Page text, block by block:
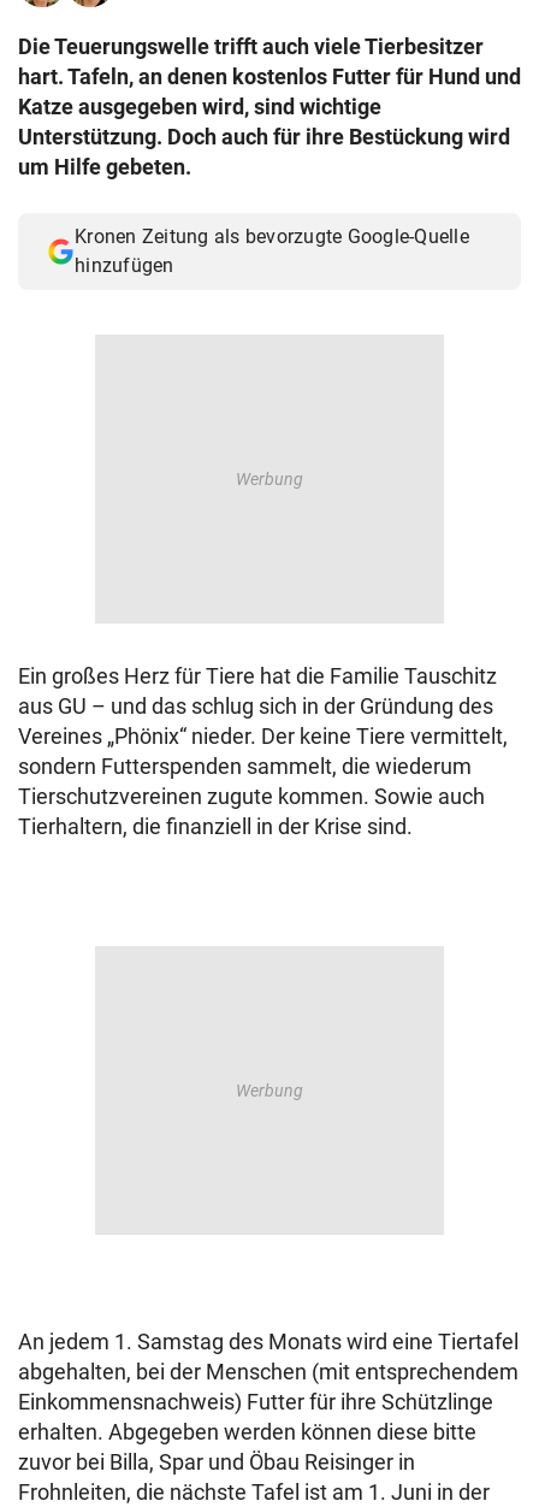
Die Teuerungswelle trifft auch viele Tierbesitzer
hart. Tafeln, an denen kostenlos Futter für Hund und
Katze ausgegeben wird, sind wichtige
Unterstützung. Doch auch für ihre Bestückung wird
um Hilfe gebeten.
Kronen Zeitung als bevorzugte Google-Quelle
hinzufügen
Ein großes Herz für Tiere hat die Familie Tauschitz
aus GU – und das schlug sich in der Gründung des
Vereines „Phönix“ nieder. Der keine Tiere vermittelt,
sondern Futterspenden sammelt, die wiederum
Tierschutzvereinen zugute kommen. Sowie auch
Tierhaltern, die finanziell in der Krise sind.
An jedem 1. Samstag des Monats wird eine Tiertafel
abgehalten, bei der Menschen (mit entsprechendem
Einkommensnachweis) Futter für ihre Schützlinge
erhalten. Abgegeben werden können diese bitte
zuvor bei Billa, Spar und Öbau Reisinger in
Frohnleiten, die nächste Tafel ist am 1. Juni in der